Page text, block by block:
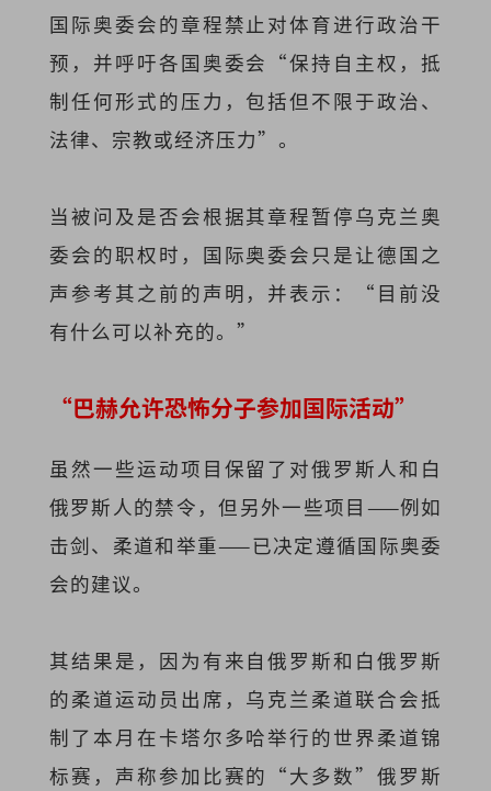
国际奥委会的章程禁止对体育进行政治干
预，并呼吁各国奥委会“保持自主权，抵
制任何形式的压力，包括但不限于政治、
法律、宗教或经济压力”。
当被问及是否会根据其章程暂停乌克兰奥
委会的职权时，国际奥委会只是让德国之
声参考其之前的声明，并表示：“目前没
有什么可以补充的。”
“巴赫允许恐怖分子参加国际活动”
虽然一些运动项目保留了对俄罗斯人和白
俄罗斯人的禁令，但另外一些项目——例如
击剑、柔道和举重——已决定遵循国际奥委
会的建议。
其结果是，因为有来自俄罗斯和白俄罗斯
的柔道运动员出席，乌克兰柔道联合会抵
制了本月在卡塔尔多哈举行的世界柔道锦
标赛，声称参加比赛的“大多数”俄罗斯